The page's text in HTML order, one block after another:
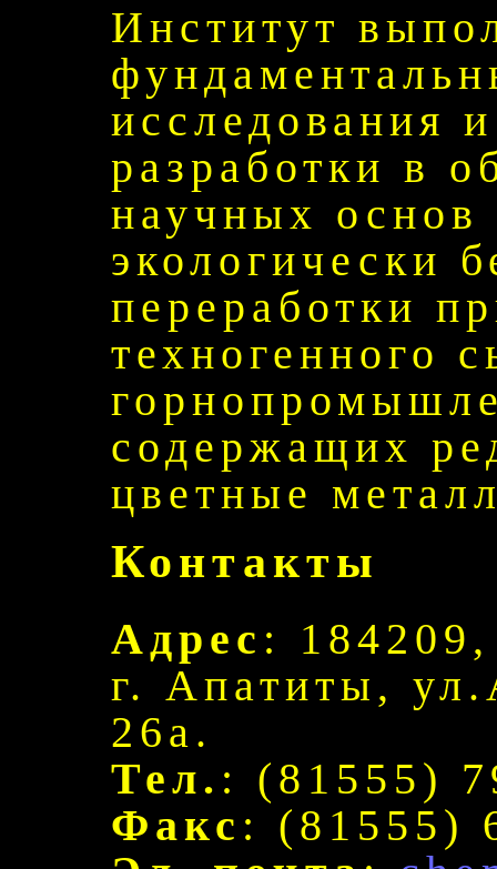
Институт
исследования
разработки в
научных основ
экологически
переработки
техногенного
содержащих
цветные
Контакты
Адрес :
г. Апатиты,
26а.
Тел. : (81555)
Факс : (81555)